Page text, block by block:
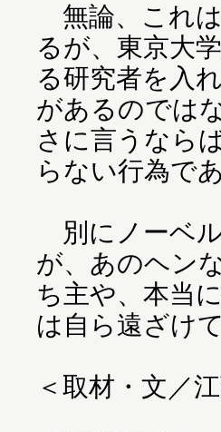
無論、これ
るが、東京大
る研究者を入
があるのでは
さに言うなら
らない行為で
別にノーベ
が、あのヘン
ち主や、本当
は自ら遠ざけ
＜取材・文／